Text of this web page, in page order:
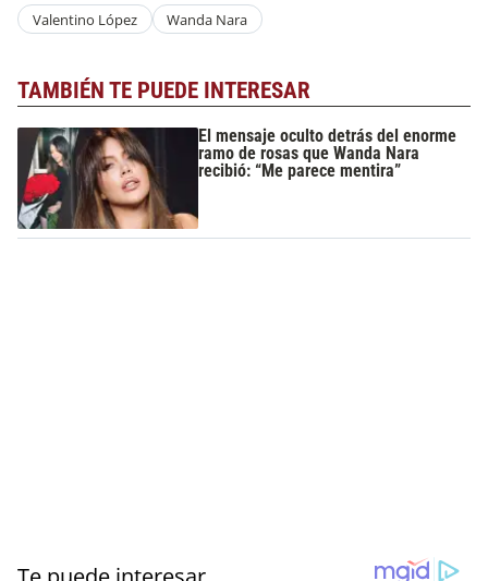
Valentino López Wanda Nara
TAMBIÉN TE PUEDE INTERESAR
El mensaje oculto detrás del enorme
ramo de rosas que Wanda Nara
recibió: “Me parece mentira”